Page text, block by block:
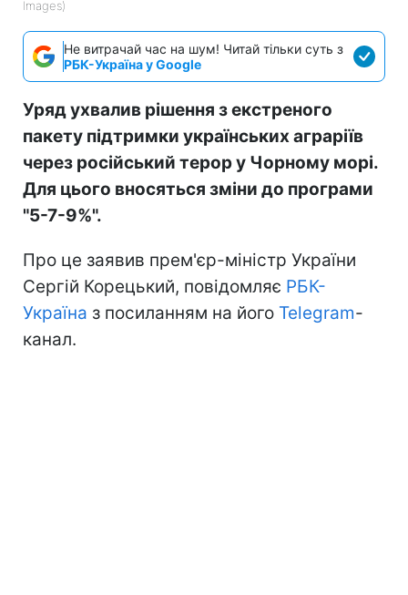
Images)
Не витрачай час на шум! Читай тільки суть з
РБК-Україна у Google
Уряд ухвалив рішення з екстреного
пакету підтримки українських аграріїв
через російський терор у Чорному морі.
Для цього вносяться зміни до програми
"5-7-9%".
Про це заявив прем'єр-міністр України
Сергій Корецький, повідомляє РБК-
Україна з посиланням на його Telegram-
канал.